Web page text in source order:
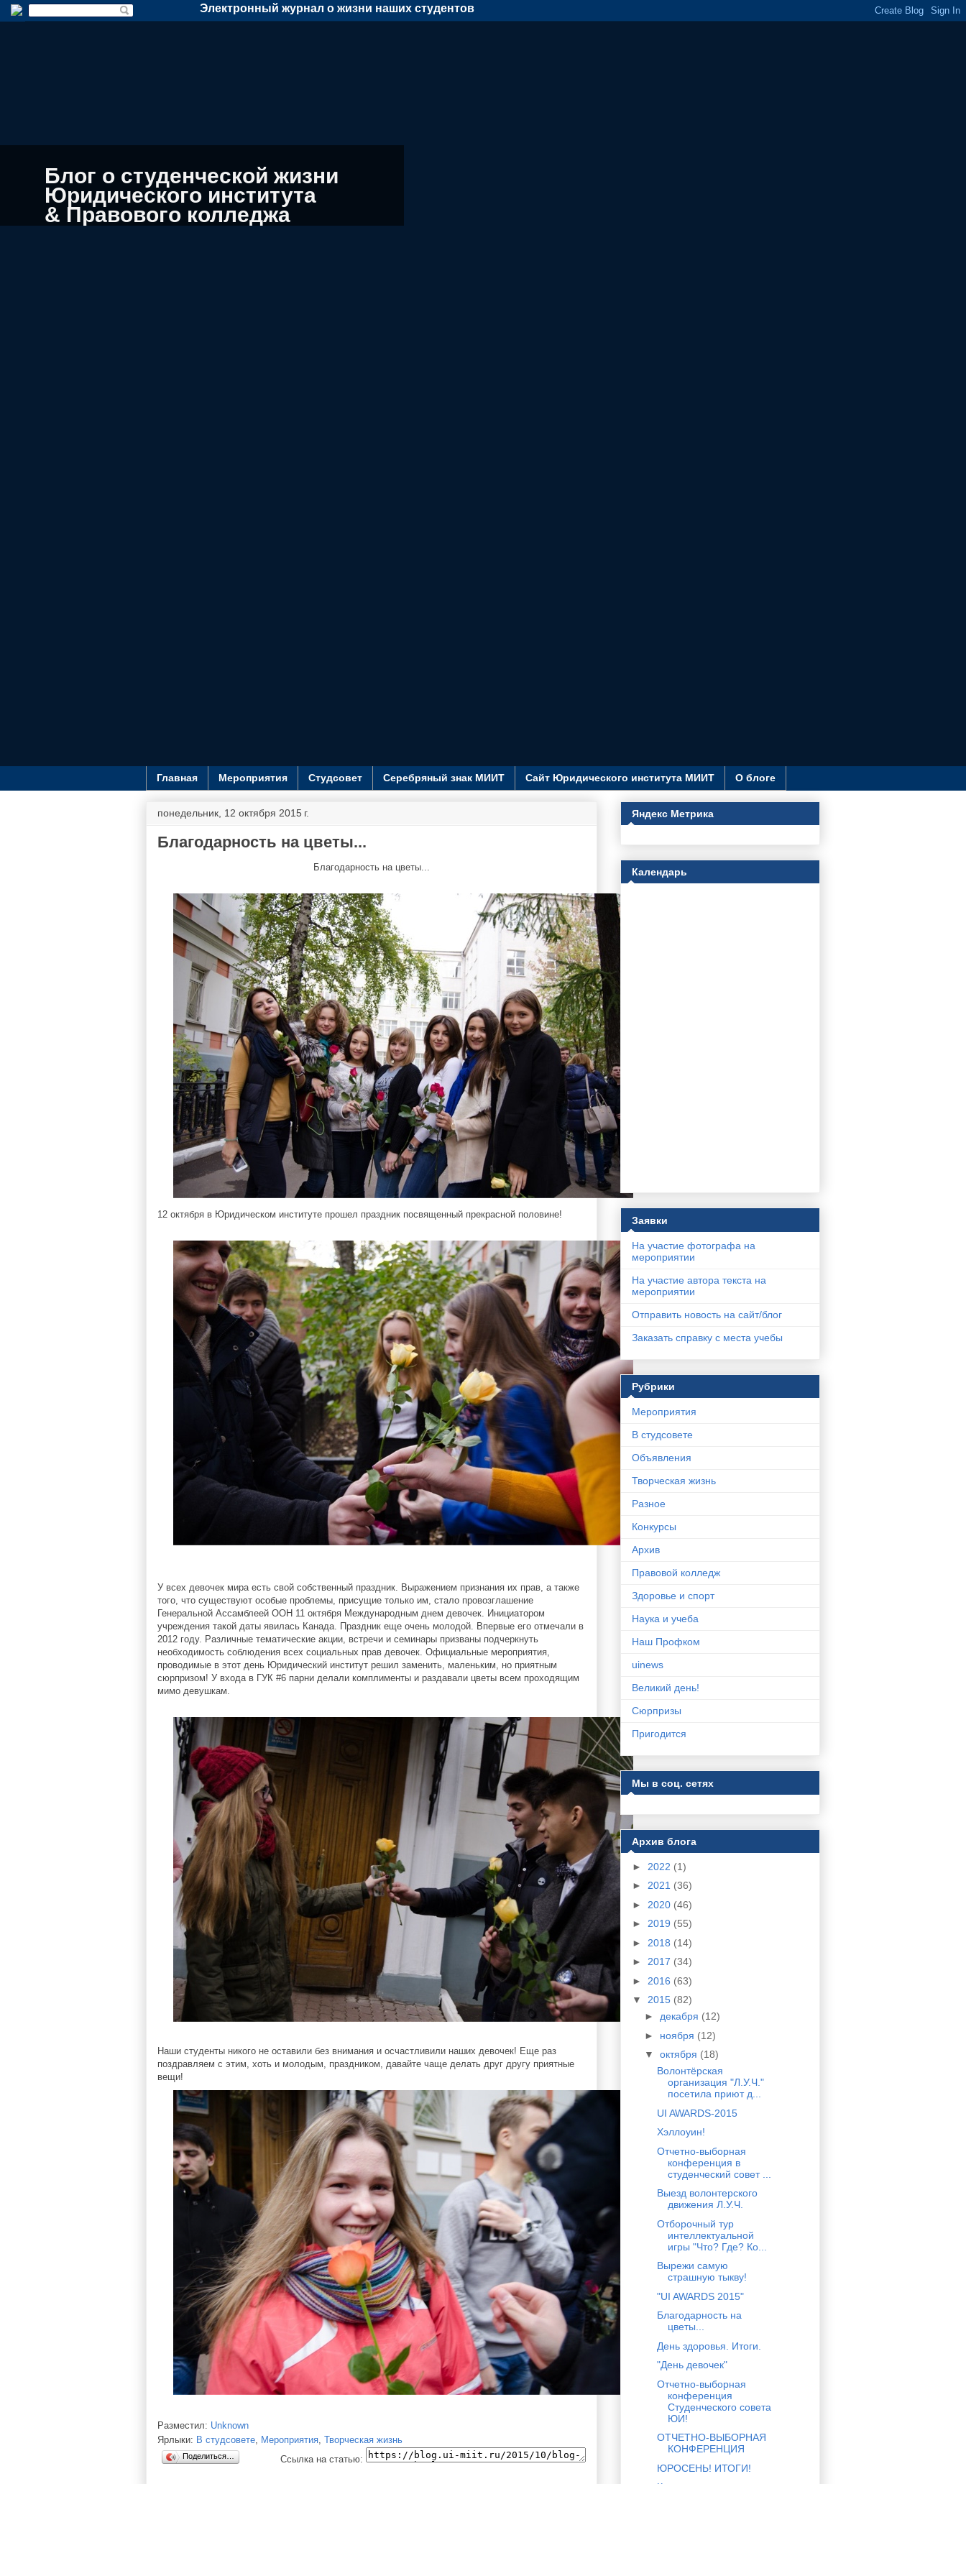
Электронный журнал о жизни наших студентов
Блог о студенческой жизни
Юридического института
& Правового колледжа
Главная Мероприятия Студсовет Серебряный знак МИИТ Сайт Юридического института МИИТ О блоге
понедельник, 12 октября 2015 г.
Благодарность на цветы...
Благодарность на цветы...
12 октября в Юридическом институте прошел праздник посвященный прекрасной половине!
У всех девочек мира есть свой собственный праздник. Выражением признания их прав, а также
того, что существуют особые проблемы, присущие только им, стало провозглашение
Генеральной Ассамблеей ООН 11 октября Международным днем девочек. Инициатором
учреждения такой даты явилась Канада. Праздник еще очень молодой. Впервые его отмечали в
2012 году. Различные тематические акции, встречи и семинары призваны подчеркнуть
необходимость соблюдения всех социальных прав девочек. Официальные мероприятия,
проводимые в этот день Юридический институт решил заменить, маленьким, но приятным
сюрпризом! У входа в ГУК #6 парни делали комплименты и раздавали цветы всем проходящим
мимо девушкам.
Наши студенты никого не оставили без внимания и осчастливили наших девочек! Еще раз
поздравляем с этим, хоть и молодым, праздником, давайте чаще делать друг другу приятные
вещи!
Разместил: Unknown
Ярлыки: В студсовете, Мероприятия, Творческая жизнь
Ссылка на статью:
Поделиться…
Яндекс Метрика
Календарь
Заявки
На участие фотографа на
мероприятии
На участие автора текста на
мероприятии
Отправить новость на сайт/блог
Заказать справку с места учебы
Рубрики
Мероприятия
В студсовете
Объявления
Творческая жизнь
Разное
Конкурсы
Архив
Правовой колледж
Здоровье и спорт
Наука и учеба
Наш Профком
uinews
Великий день!
Сюрпризы
Пригодится
Мы в соц. сетях
Архив блога
► 2022 (1)
► 2021 (36)
► 2020 (46)
► 2019 (55)
► 2018 (14)
► 2017 (34)
► 2016 (63)
▼ 2015 (82)
► декабря (12)
► ноября (12)
▼ октября (18)
Волонтёрская
организация "Л.У.Ч."
посетила приют д...
UI AWARDS-2015
Хэллоуин!
Отчетно-выборная
конференция в
студенческий совет ...
Выезд волонтерского
движения Л.У.Ч.
Отборочный тур
интеллектуальной
игры "Что? Где? Ко...
Вырежи самую
страшную тыкву!
"UI AWARDS 2015"
Благодарность на
цветы...
День здоровья. Итоги.
"День девочек"
Отчетно-выборная
конференция
Студенческого совета
ЮИ!
ОТЧЕТНО-ВЫБОРНАЯ
КОНФЕРЕНЦИЯ
ЮРОСЕНЬ! ИТОГИ!
Конкурс проектов